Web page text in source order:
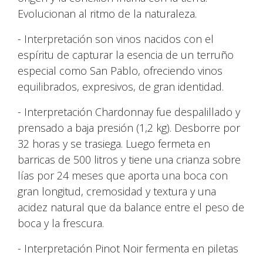
Evolucionan al ritmo de la naturaleza.
- Interpretación son vinos nacidos con el
espíritu de capturar la esencia de un terruño
especial como San Pablo, ofreciendo vinos
equilibrados, expresivos, de gran identidad.
- Interpretación Chardonnay fue despalillado y
prensado a baja presión (1,2 kg). Desborre por
32 horas y se trasiega. Luego fermeta en
barricas de 500 litros y tiene una crianza sobre
lías por 24 meses que aporta una boca con
gran longitud, cremosidad y textura y una
acidez natural que da balance entre el peso de
boca y la frescura.
- Interpretación Pinot Noir fermenta en piletas